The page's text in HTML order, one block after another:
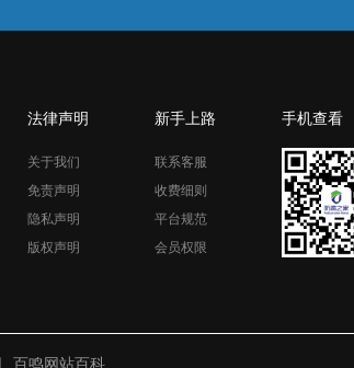
法律声明
关于我们
免责声明
隐私声明
版权声明
新手上路
联系客服
收费细则
平台规范
会员权限
手机查看
百鸣网站百科